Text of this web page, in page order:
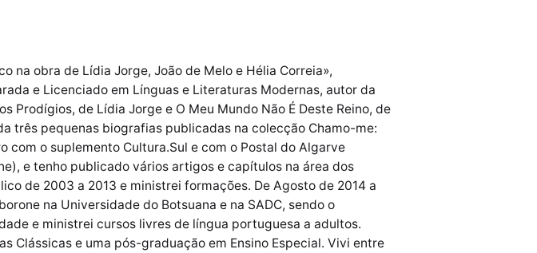
na obra de Lídia Jorge, João de Melo e Hélia Correia»,
e Licenciado em Línguas e Literaturas Modernas, autor da
Prodígios, de Lídia Jorge e O Meu Mundo Não É Deste Reino, de
três pequenas biografias publicadas na colecção Chamo-me:
com o suplemento Cultura.Sul e com o Postal do Algarve
e tenho publicado vários artigos e capítulos na área dos
de 2003 a 2013 e ministrei formações. De Agosto de 2014 a
na Universidade do Botsuana e na SADC, sendo o
e ministrei cursos livres de língua portuguesa a adultos.
Clássicas e uma pós-graduação em Ensino Especial. Vivi entre